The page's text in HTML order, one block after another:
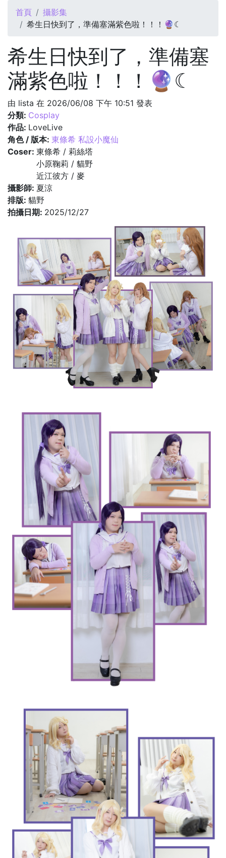
您在這裡
首頁
攝影集
希生日快到了，準備塞滿紫色啦！！！🔮☾
希生日快到了，準備塞
滿紫色啦！！！🔮☾
由 lista 在 2026/06/08 下午 10:51 發表
分類: Cosplay
作品: LoveLive
角色 / 版本: 東條希 私設小魔仙
Coser: 東條希 / 莉絲塔
小原鞠莉 / 貓野
近江彼方 / 麥
攝影師: 夏涼
排版: 貓野
拍攝日期: 2025/12/27